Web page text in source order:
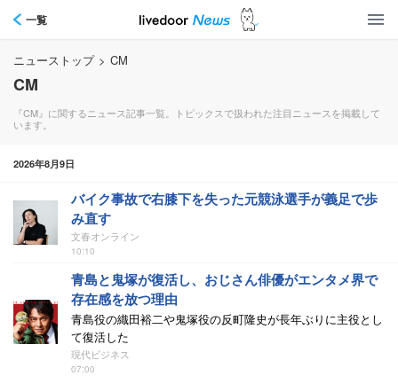
一覧
ニューストップ > CM
CM
『CM』に関するニュース記事一覧。トピックスで扱われた注目ニュースを掲載して
います。
2026年8月9日
バイク事故で右膝下を失った元競泳選手が義足で歩
み直す
文春オンライン
10:10
青島と鬼塚が復活し、おじさん俳優がエンタメ界で
存在感を放つ理由
青島役の織田裕二や鬼塚役の反町隆史が長年ぶりに主役とし
て復活した
現代ビジネス
07:00